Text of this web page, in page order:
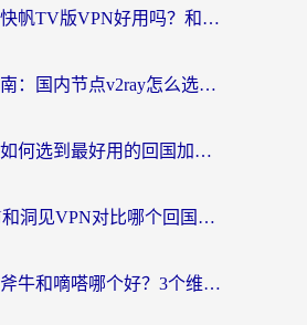
海外党必看：快帆TV版VPN好用吗？和快游VPN对比哪个回国效果更好？附实用避坑指南
海外党无忧指南：国内节点v2ray怎么选？一键回国VPN+多场景实测帮你避坑
海外党必看：如何选到最好用的回国加速器？从节点到售后的全维度指南
ChickCN VPN和洞见VPN对比哪个回国效果更好？海外党亲测3款加速器+避坑指南
海外党必看：斧牛和嘀嗒哪个好？3个维度教你选对回国加速器